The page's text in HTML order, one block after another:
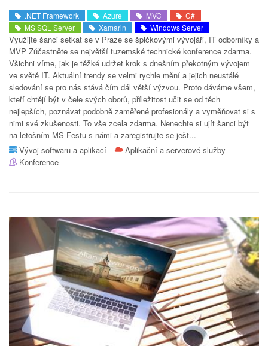
.NET Framework Azure MVC
C#
MS SQL Server
Xamarin Windows Server
Využijte šanci setkat se v Praze se špičkovými vývojáři, IT odborníky a
MVP Zúčastněte se největší tuzemské technické konference zdarma.
Všichni víme, jak je těžké udržet krok s dnešním překotným vývojem
ve světě IT. Aktuální trendy se velmi rychle mění a jejich neustálé
sledování se pro nás stává čím dál větší výzvou. Proto dáváme všem,
kteří chtějí být v čele svých oborů, příležitost učit se od těch
nejlepších, poznávat podobně zaměřené profesionály a vyměňovat si s
nimi své zkušenosti. To vše zcela zdarma. Nenechte si ujít šanci být
na letošním MS Festu s námi a zaregistrujte se ješt...
Vývoj softwaru a aplikací
Aplikační a serverové služby
Konference